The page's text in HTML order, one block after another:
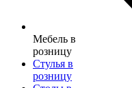
Мебель в
розницу
Стулья в
розницу